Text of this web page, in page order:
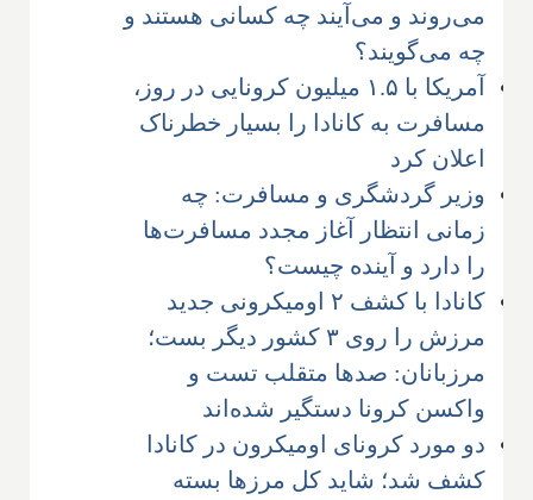
می‌روند و می‌آیند چه کسانی هستند و
چه می‌گویند؟
آمریکا با ۱.۵ میلیون کرونایی در روز،
مسافرت به کانادا را بسیار خطرناک
اعلان کرد
وزیر گردشگری و مسافرت: چه
زمانی انتظار آغاز مجدد مسافرت‌ها
را دارد و آینده چیست؟
کانادا با کشف ۲ اومیکرونی جدید
مرزش را روی ۳ کشور دیگر بست؛
مرزبانان: صدها متقلب تست و
واکسن کرونا دستگیر شده‌اند
دو مورد کرونای اومیکرون در کانادا
کشف شد؛ شاید کل مرزها بسته